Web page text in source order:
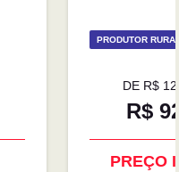
PRODUTOR
DE R$
R$
PREÇO